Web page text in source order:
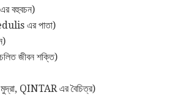
বহুবচন)
এর পাতা)
জীবন শক্তি)
QINTAR এর বৈচিত্র)